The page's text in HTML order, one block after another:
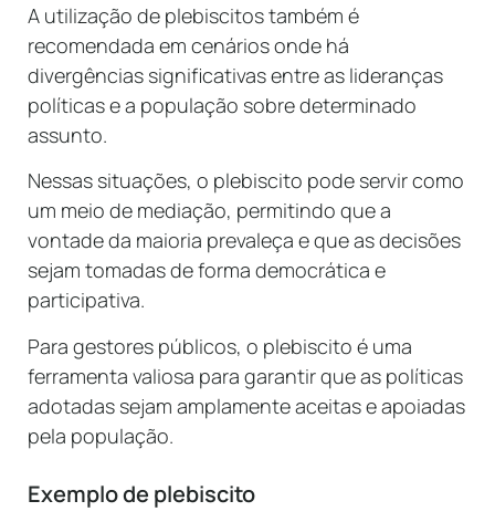
A utilização de plebiscitos também é
recomendada em cenários onde há
divergências significativas entre as lideranças
políticas e a população sobre determinado
assunto.
Nessas situações, o plebiscito pode servir como
um meio de mediação, permitindo que a
vontade da maioria prevaleça e que as decisões
sejam tomadas de forma democrática e
participativa.
Para gestores públicos, o plebiscito é uma
ferramenta valiosa para garantir que as políticas
adotadas sejam amplamente aceitas e apoiadas
pela população.
Exemplo de plebiscito